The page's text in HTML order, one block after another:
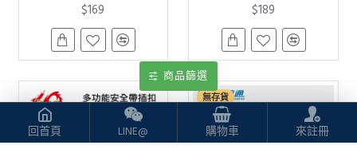
$169 $189
無存貨
回首頁 LINE@ 購物車 來註冊
商品篩選